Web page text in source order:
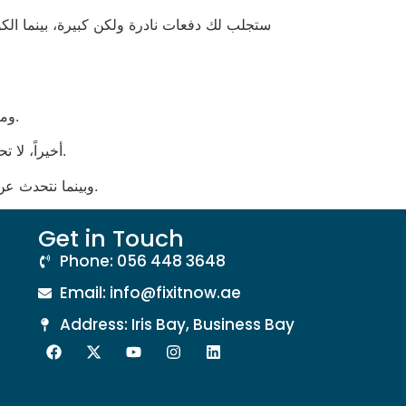
ومرة أخرى، إذا كان الوقت هو المال، فالمعالجة التي تستغرق 4 ثوانٍ لإدخال الكود لا تبرر انتظارك 48 ساعة لسحب المكافأة.
أخيراً، لا تحاول تجاوز الحد الأقصى للرهان الذي غالباً ما يقتصر على 2 درهم لكل دورة مجانية؛ إن تجاوزت ذلك سُتُقفل المكافأة تلقائياً.
وبينما نتحدث عن تفاصيل مملة، أجد أن حجم الخط في شاشة الإعدادات في بعض الألعاب أصغر من 10 بكسل، وهذا يسبب صداعاً لا يُحتمل.
Get in Touch
Phone: 056 448 3648
Email: info@fixitnow.ae
Address: Iris Bay, Business Bay